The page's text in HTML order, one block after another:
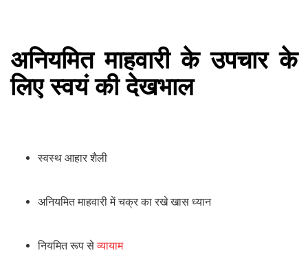
अनियमित माहवारी के उपचार के
लिए स्वयं की देखभाल
स्वस्थ आहार शैली
अनियमित माहवारी में चक्र का रखे खास ध्यान
नियमित रूप सेव्यायाम